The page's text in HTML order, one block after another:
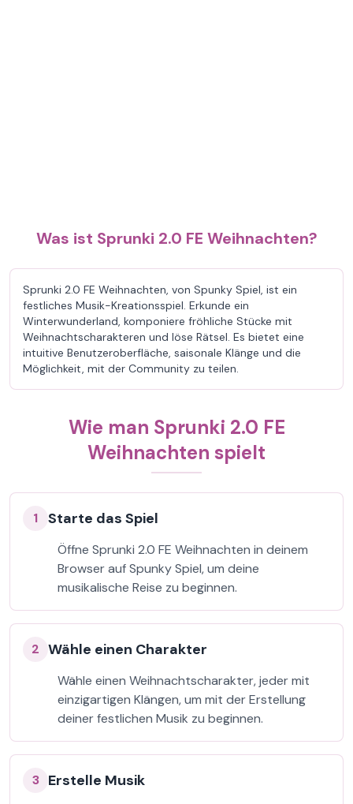
Was ist Sprunki 2.0 FE Weihnachten?
Sprunki 2.0 FE Weihnachten, von Spunky Spiel, ist ein
festliches Musik-Kreationsspiel. Erkunde ein
Winterwunderland, komponiere fröhliche Stücke mit
Weihnachtscharakteren und löse Rätsel. Es bietet eine
intuitive Benutzeroberfläche, saisonale Klänge und die
Möglichkeit, mit der Community zu teilen.
Wie man Sprunki 2.0 FE
Weihnachten spielt
1 Starte das Spiel
Öffne Sprunki 2.0 FE Weihnachten in deinem
Browser auf Spunky Spiel, um deine
musikalische Reise zu beginnen.
2 Wähle einen Charakter
Wähle einen Weihnachtscharakter, jeder mit
einzigartigen Klängen, um mit der Erstellung
deiner festlichen Musik zu beginnen.
3 Erstelle Musik